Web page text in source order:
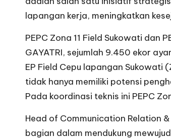
lapangan kerja, meningkatkan
PEPC Zona 11 Field Sukowati dan
GAYATRI, sejumlah 9.450 ekor
EP Field Cepu lapangan Sukowati
tidak hanya memiliki potensi
Pada koordinasi teknis ini PEPC
Head of Communication Relation
bagian dalam mendukung